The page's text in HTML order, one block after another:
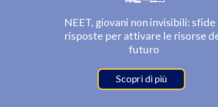
NEET, giovani non invisibili: sfide
risposte per attivare le risorse
futuro
Scopri di più